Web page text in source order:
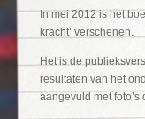
In mei 2012 is het
kracht’ verschenen.
Het is de
resultaten van het
aangevuld met